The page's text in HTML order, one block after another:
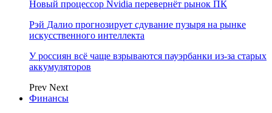
Новый процессор Nvidia перевернёт рынок ПК
Рэй Далио прогнозирует сдувание пузыря на рынке
искусственного интеллекта
У россиян всё чаще взрываются пауэрбанки из-за старых
аккумуляторов
Prev Next
Финансы